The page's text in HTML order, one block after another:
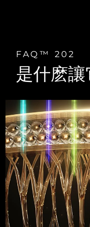
FAQ™ 202
是什麽
For
issa™
18% PAP
護膚品
全部購買
FOREO APP
關於我們
以色列
義大利
日本
澤西島
哈薩克
科威特
拉脫維亞
黎巴嫩